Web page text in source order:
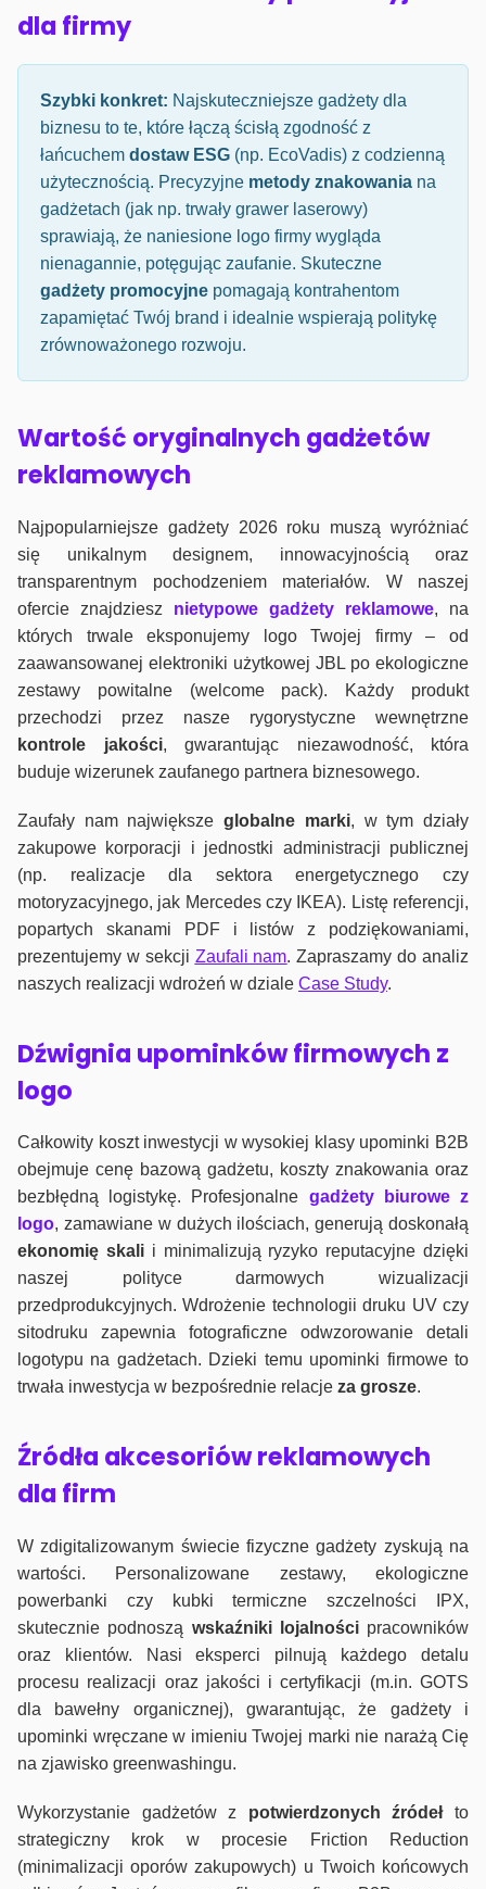
dla firmy
Szybki konkret: Najskuteczniejsze gadżety dla
biznesu to te, które łączą ścisłą zgodność z
łańcuchem dostaw ESG (np. EcoVadis) z codzienną
użytecznością. Precyzyjne metody znakowania na
gadżetach (jak np. trwały grawer laserowy)
sprawiają, że naniesione logo firmy wygląda
nienagannie, potęgując zaufanie. Skuteczne
gadżety promocyjne pomagają kontrahentom
zapamiętać Twój brand i idealnie wspierają politykę
zrównoważonego rozwoju.
Wartość oryginalnych gadżetów
reklamowych
Najpopularniejsze gadżety 2026 roku muszą wyróżniać
się unikalnym designem, innowacyjnością oraz
transparentnym pochodzeniem materiałów. W naszej
ofercie znajdziesz nietypowe gadżety reklamowe, na
których trwale eksponujemy logo Twojej firmy – od
zaawansowanej elektroniki użytkowej JBL po ekologiczne
zestawy powitalne (welcome pack). Każdy produkt
przechodzi przez nasze rygorystyczne wewnętrzne
kontrole jakości, gwarantując niezawodność, która
buduje wizerunek zaufanego partnera biznesowego.
Zaufały nam największeglobalne marki, w tym działy
zakupowe korporacji i jednostki administracji publicznej
(np. realizacje dla sektora energetycznego czy
motoryzacyjnego, jak Mercedes czy IKEA). Listę referencji,
popartych skanami PDF i listów z podziękowaniami,
prezentujemy w sekcji Zaufali nam. Zapraszamy do analiz
naszych realizacji wdrożeń w dziale Case Study.
Dźwignia upominków firmowych z
logo
Całkowity koszt inwestycji w wysokiej klasy upominki B2B
obejmuje cenę bazową gadżetu, koszty znakowania oraz
bezbłędną logistykę. Profesjonalne gadżety biurowe z
logo, zamawiane w dużych ilościach, generują doskonałą
ekonomię skalii minimalizują ryzyko reputacyjne dzięki
naszej polityce darmowych wizualizacji
przedprodukcyjnych. Wdrożenie technologii druku UV czy
sitodruku zapewnia fotograficzne odwzorowanie detali
logotypu na gadżetach. Dzieki temu upominki firmowe to
trwała inwestycja w bezpośrednie relacje za grosze.
Źródła akcesoriów reklamowych
dla firm
W zdigitalizowanym świecie fizyczne gadżety zyskują na
wartości. Personalizowane zestawy, ekologiczne
powerbanki czy kubki termiczne szczelności IPX,
skutecznie podnoszą wskaźniki lojalnościpracowników
oraz klientów. Nasi eksperci pilnują każdego detalu
procesu realizacji oraz jakości i certyfikacji (m.in. GOTS
dla bawełny organicznej), gwarantując, że gadżety i
upominki wręczane w imieniu Twojej marki nie narażą Cię
na zjawisko greenwashingu.
Wykorzystanie gadżetów z potwierdzonych źródełto
strategiczny krok w procesie Friction Reduction
(minimalizacji oporów zakupowych) u Twoich końcowych